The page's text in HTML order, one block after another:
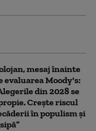
mesaj înainte
evaluarea Moody's:
din 2028 se
Crește riscul
în populism și